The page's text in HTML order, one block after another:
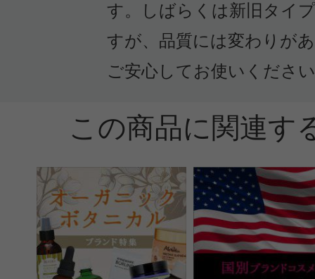
投稿日：2015年02月
moon 様／50代前半
果も感じられました。
ティッシュにたらして会社のデスク
ます。
役
す。しばらくは新旧タイ
すが、品質には変わりが
ご安心してお使いくださ
この商品に関連す